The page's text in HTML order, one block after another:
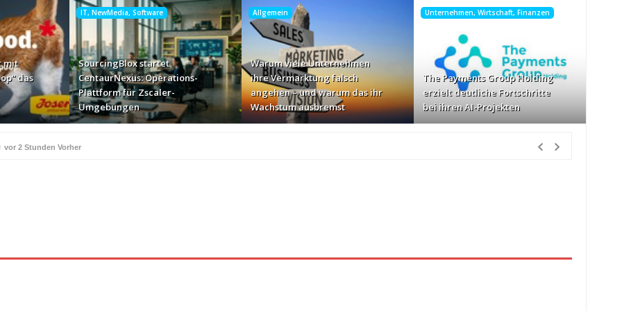
mit
das
IT, NewMedia, Software
SourcingBlox startet
CentaurNexus: Operations-
Plattform für Zscaler-
Umgebungen
Allgemein
Warum viele Unternehmen
ihre Vermarktung falsch
angehen – und warum das ihr
Wachstum ausbremst
Unternehmen, Wirtschaft, Finanzen
The Payments Group Holding
erzielt deutliche Fortschritte
bei ihren AI-Projekten
vor 2 Stunden Vorher
warum das ihr Wachstum ausbremst
AI-Projekten